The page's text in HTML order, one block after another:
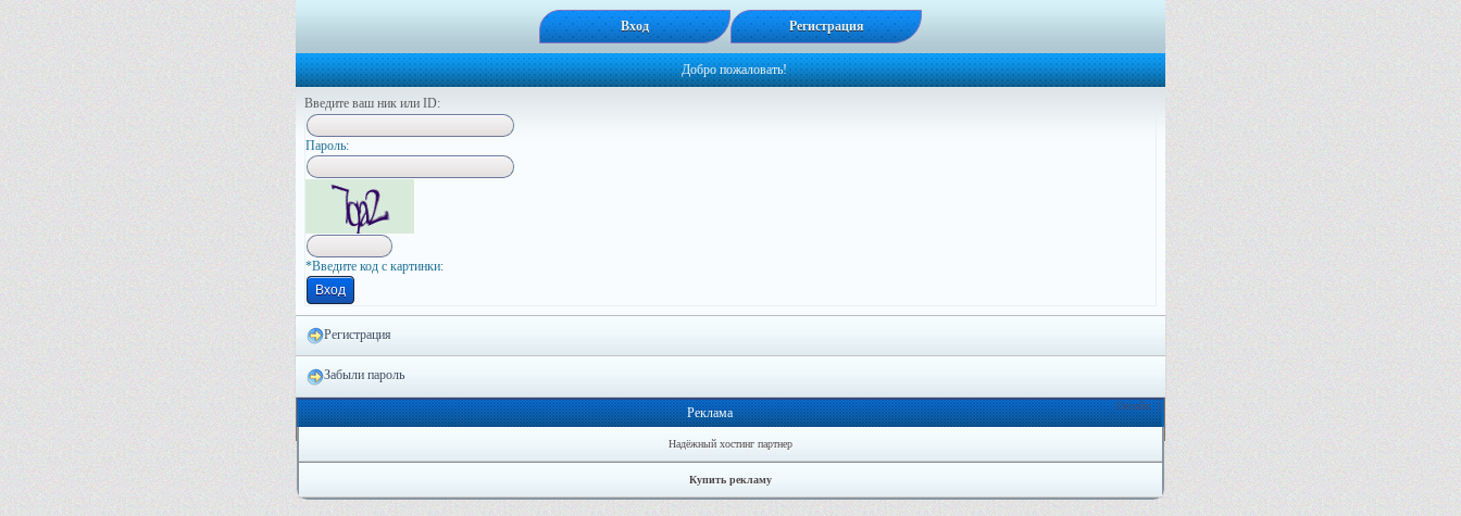
Вход Регистрация
Добро пожаловать!
Введите ваш ник или ID:
Пapoль:
*Введите код с картинки:
Регистрация
Забыли пароль
Онлайн: 1
Реклама
Надёжный хостинг партнер
Купить рекламу